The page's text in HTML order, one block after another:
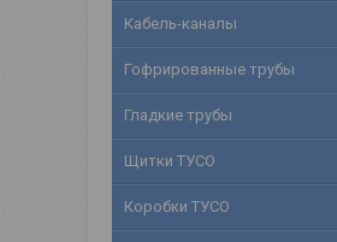
Кабель-каналы
Гофрированные трубы
Гладкие трубы
Щитки ТУСО
Коробки ТУСО